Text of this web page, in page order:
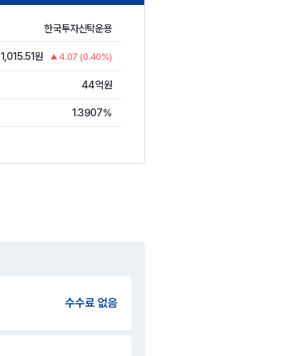
한국투자신탁운용
1,015.51원 4.07 (0.40%)
44억원
1.3907%
수수료 없음